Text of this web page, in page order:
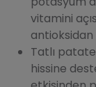
vitamini
Tatlı
hissine